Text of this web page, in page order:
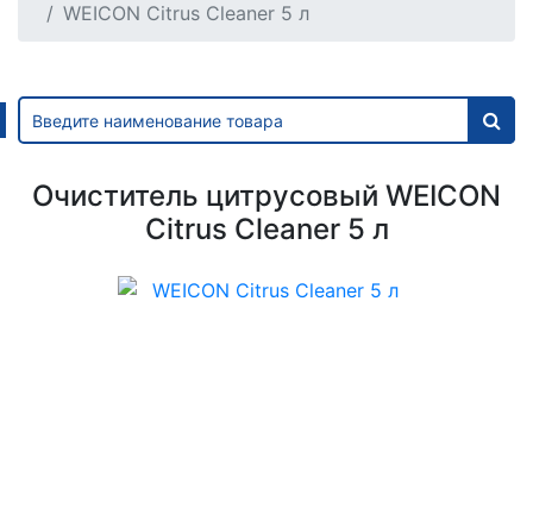
WEICON Citrus Cleaner 5 л
Очиститель цитрусовый WEICON
Citrus Cleaner 5 л